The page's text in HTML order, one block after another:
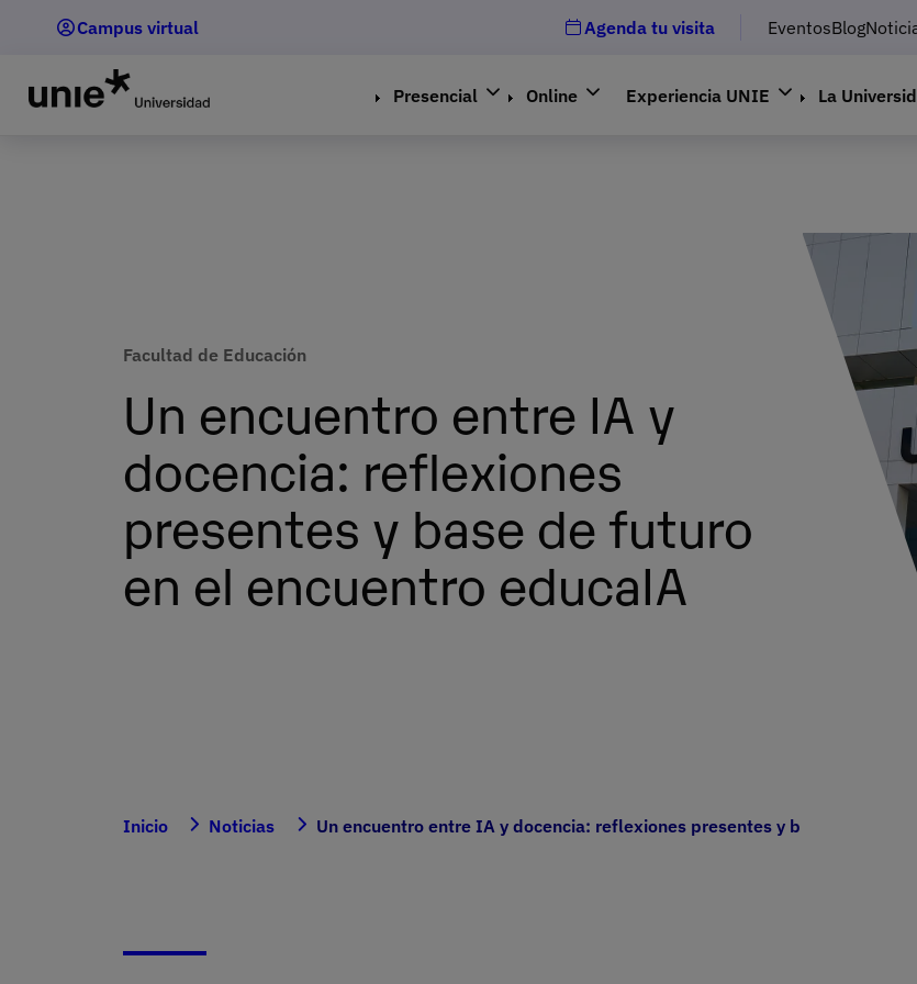
principal
Campus virtual Agenda tu visita EventosBlog
Presencial Online Experiencia UNIE La
Facultad de Educación
Un encuentro entre IA y
docencia: reflexiones
presentes y base de futuro
en el encuentro educaIA
Inicio Noticias Un encuentro entre IA y docencia: reflexiones presentes y base de futuro